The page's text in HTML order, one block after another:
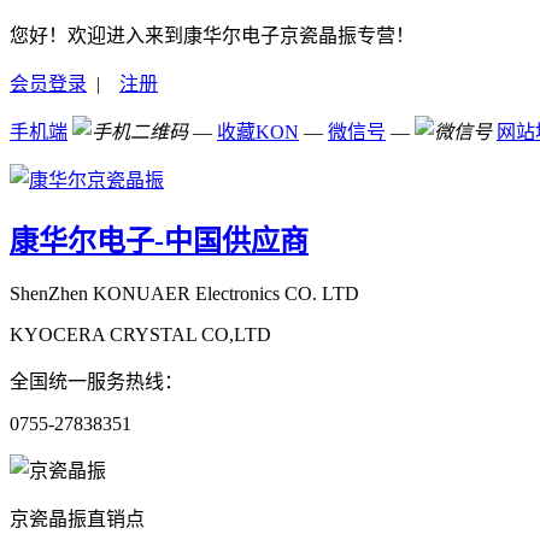
您好！欢迎进入来到康华尔电子京瓷晶振专营！
会员登录 | 注册
手机端 — 收藏KON — 微信号 — 网
康华尔电子-中国供应商
ShenZhen KONUAER Electronics CO. LTD
KYOCERA CRYSTAL CO,LTD
全国统一服务热线：
0755-27838351
京瓷晶振直销点